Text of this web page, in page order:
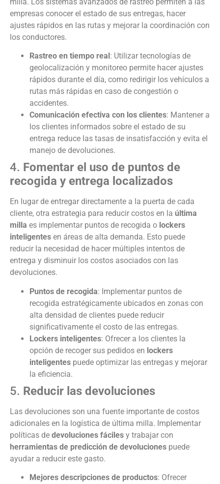
empresas conocer el estado de sus entregas, hacer
ajustes rápidos en las rutas y mejorar la coordinación con
los conductores.
Rastreo en tiempo real : Utilizar tecnologías de
geolocalización y monitoreo permite hacer ajustes
rápidos durante el día, como redirigir los vehículos a
rutas más rápidas en caso de congestión o
accidentes.
Comunicación efectiva con los clientes: Mantener a
los clientes informados sobre el estado de su
entrega reduce las tasas de insatisfacción y evita el
manejo de devoluciones.
4. Fomentar el uso de puntos de
recogida y entrega localizados
En lugar de entregar directamente a la puerta de cada
cliente, otra estrategia para reducir costos en la última
milla es implementar puntos de recogida o lockers
inteligentes en áreas de alta demanda. Esto puede
reducir la necesidad de hacer múltiples intentos de
entrega y disminuir los costos asociados con las
devoluciones.
Puntos de recogida: Implementar puntos de
recogida estratégicamente ubicados en zonas con
alta densidad de clientes puede reducir
significativamente el costo de las entregas.
Lockers inteligentes: Ofrecer a los clientes la
opción de recoger sus pedidos en lockers
inteligentes puede optimizar las entregas y mejorar
la eficiencia.
5. Reducir las devoluciones
Las devoluciones son una fuente importante de costos
adicionales en la logística de última milla. Implementar
políticas de devoluciones fáciles y trabajar con
herramientas de predicción de devoluciones puede
ayudar a reducir este gasto.
Mejores descripciones de productos: Ofrecer